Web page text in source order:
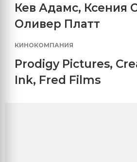
Кев Адамс, Ксения
Оливер Платт
КИНОКОМПАНИЯ
Prodigy Pictures,
Ink, Fred Films